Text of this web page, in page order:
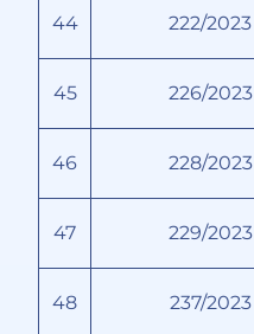
44 222/2023
45 226/2023
46 228/2023
47 229/2023
48 237/2023